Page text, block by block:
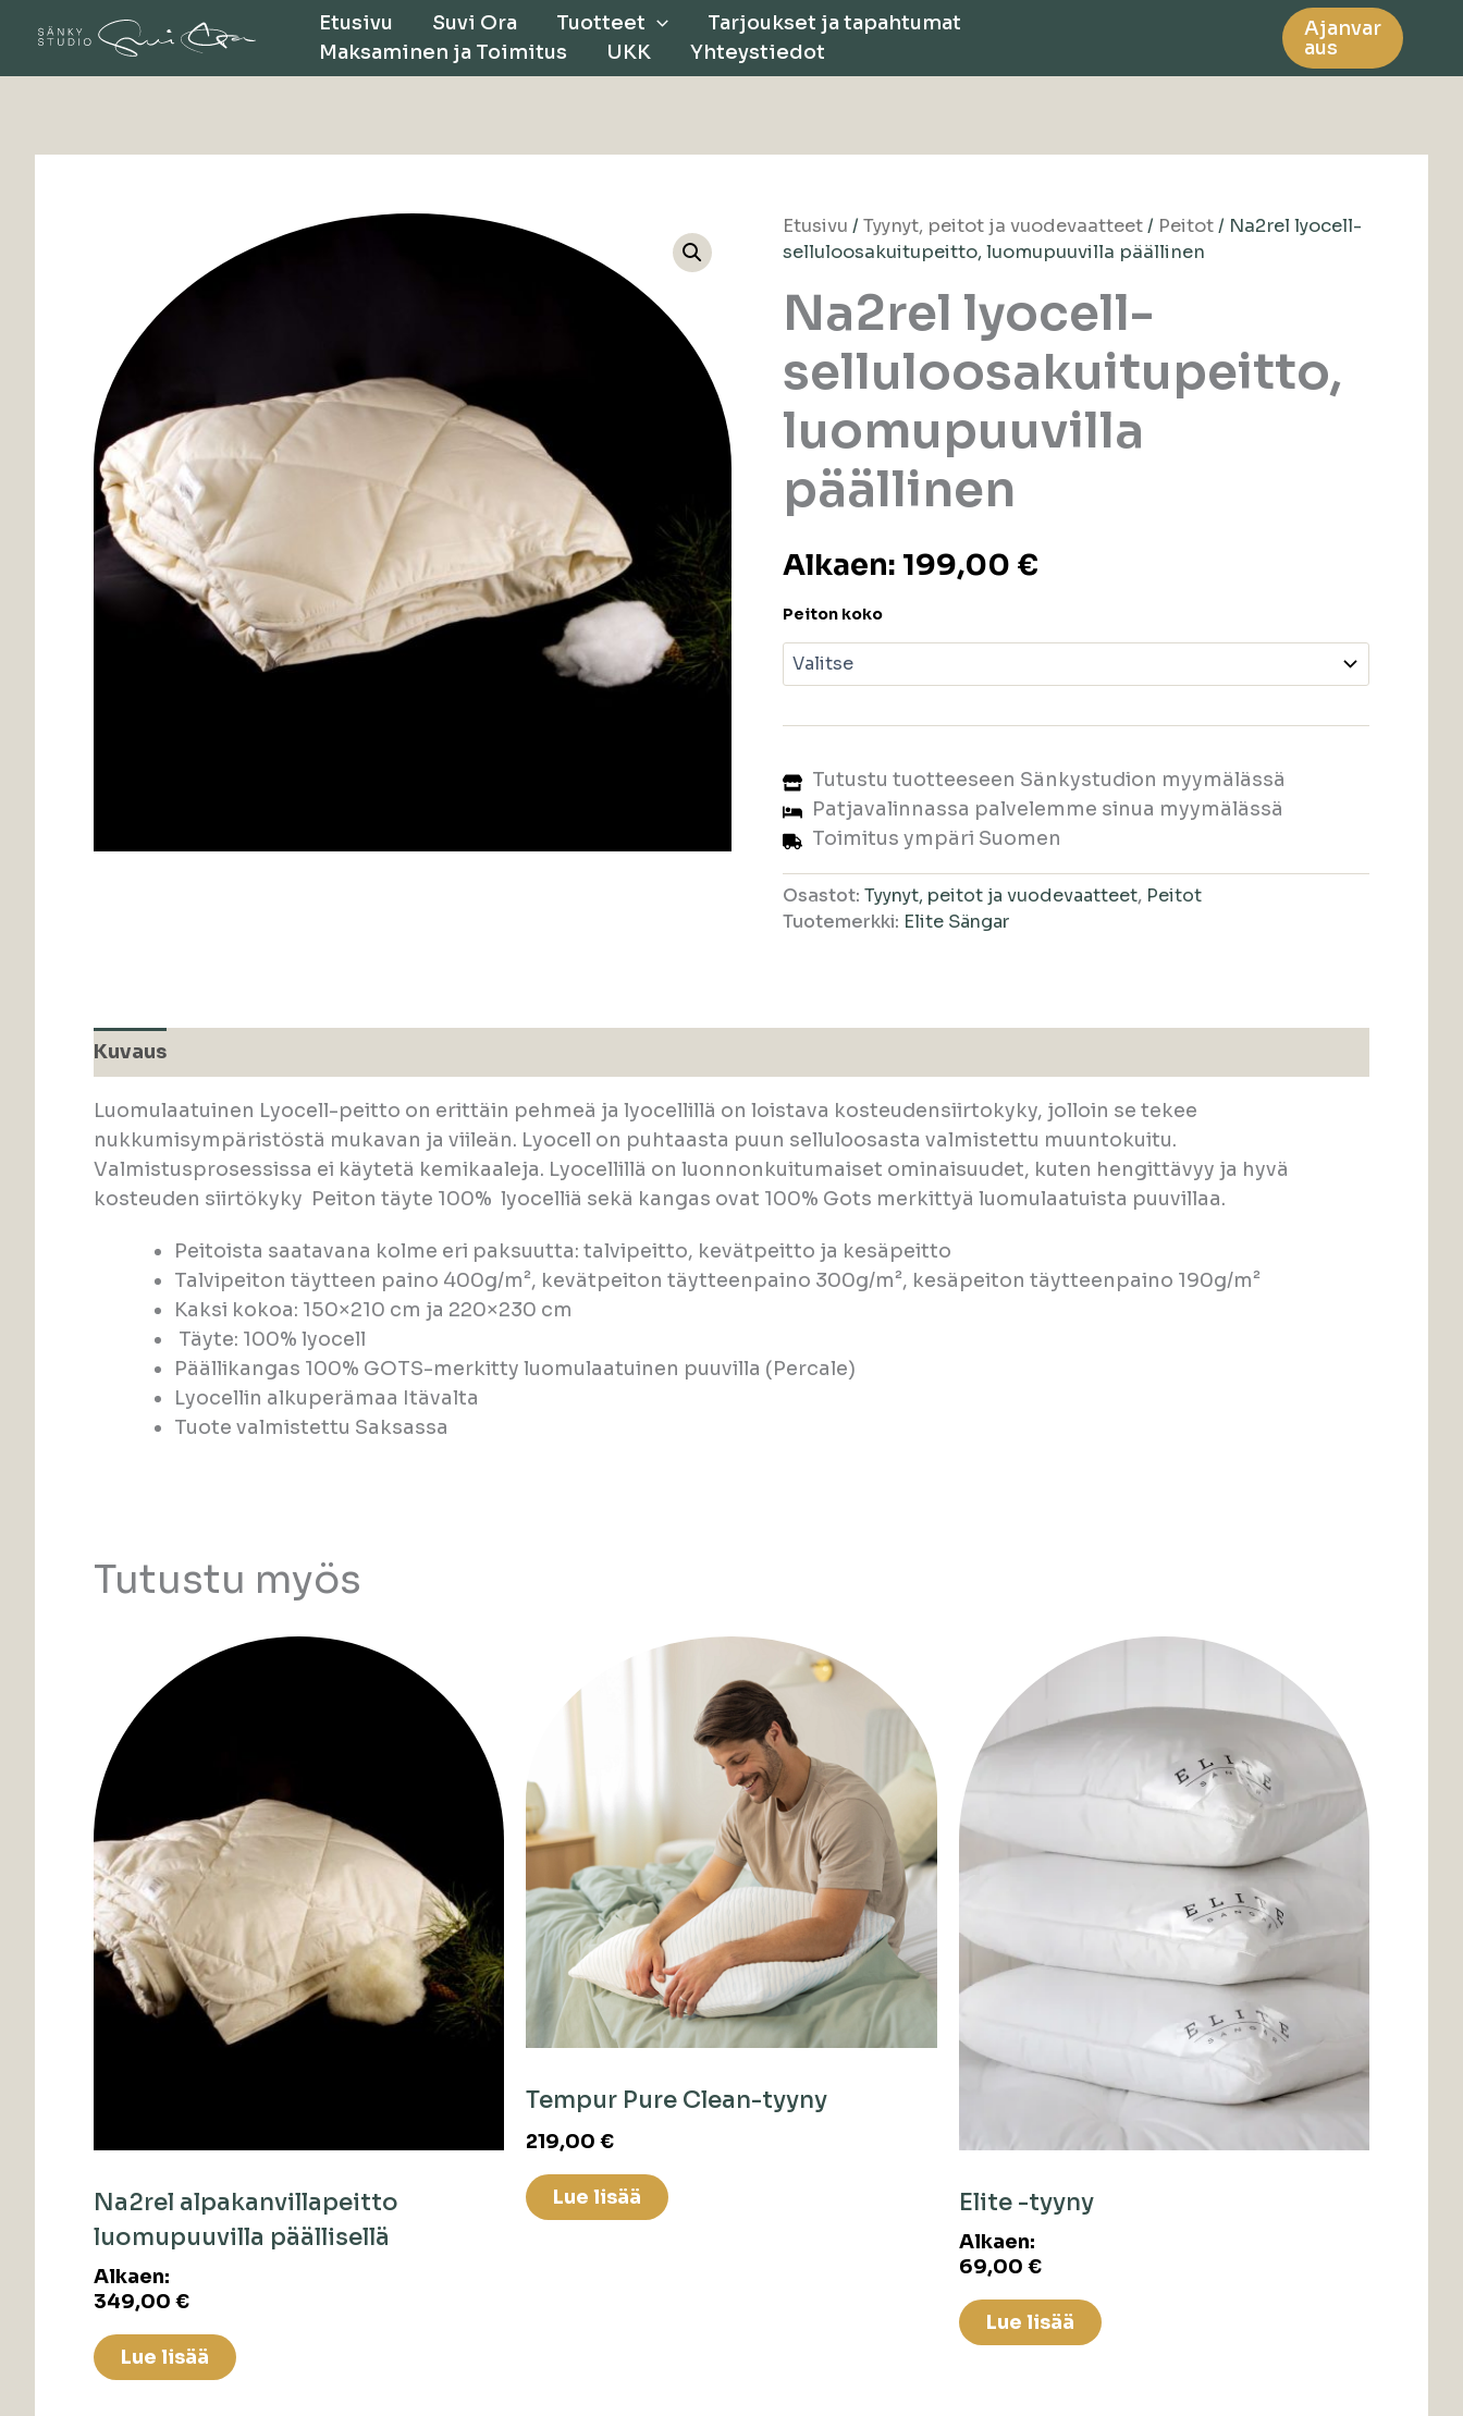
sisältöön
Etusivu Suvi Ora Tuotteet
Tarjoukset ja tapahtumat
Maksaminen ja Toimitus
UKK Yhteystiedot
Ajanvar
aus
Etusivu / Tyynyt, peitot ja vuodevaatteet/ Peitot/ Na2rel lyocell-
selluloosakuitupeitto, luomupuuvilla päällinen
Na2rel lyocell-
selluloosakuitupeitto,
luomupuuvilla
päällinen
Alkaen: 199,00 €
Peiton koko
Tutustu tuotteeseen Sänkystudion myymälässä
Patjavalinnassa palvelemme sinua myymälässä
Toimitus ympäri Suomen
Osastot: Tyynyt, peitot ja vuodevaatteet, Peitot
Tuotemerkki: Elite Sängar
Kuvaus
Luomulaatuinen Lyocell-peitto on erittäin pehmeä ja lyocellillä on loistava kosteudensiirtokyky, jolloin se tekee
nukkumisympäristöstä mukavan ja viileän. Lyocell on puhtaasta puun selluloosasta valmistettu muuntokuitu.
Valmistusprosessissa ei käytetä kemikaaleja. Lyocellillä on luonnonkuitumaiset ominaisuudet, kuten hengittävyy ja hyvä
kosteuden siirtökyky Peiton täyte 100% lyocelliä sekä kangas ovat 100% Gots merkittyä luomulaatuista puuvillaa.
Peitoista saatavana kolme eri paksuutta: talvipeitto, kevätpeitto ja kesäpeitto
Talvipeiton täytteen paino 400g/m², kevätpeiton täytteenpaino 300g/m², kesäpeiton täytteenpaino 190g/m²
Kaksi kokoa: 150×210 cm ja 220×230 cm
Täyte: 100% lyocell
Päällikangas 100% GOTS-merkitty luomulaatuinen puuvilla (Percale)
Lyocellin alkuperämaa Itävalta
Tuote valmistettu Saksassa
Tutustu myös
Na2rel alpakanvillapeitto
luomupuuvilla päällisellä
Alkaen:
349,00 €
Lue lisää
Tempur Pure Clean-tyyny
219,00€
Lue lisää Elite -tyyny
Alkaen:
69,00 €
Lue lisää